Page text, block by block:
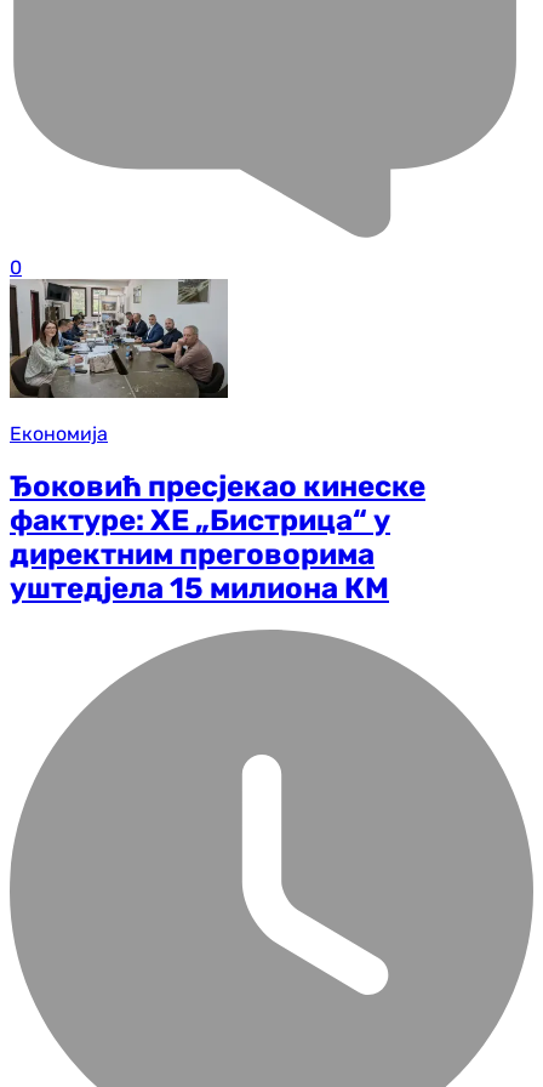
0
Економија
Ђоковић пресјекао кинеске
фактуре: ХЕ „Бистрица“ у
директним преговорима
уштедјела 15 милиона КМ